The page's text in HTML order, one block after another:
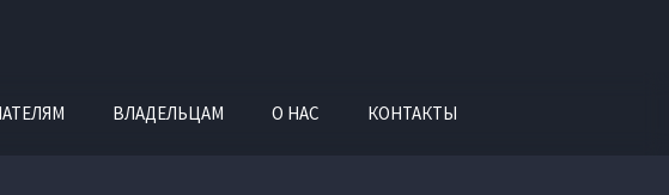
ВЛАДЕЛЬЦАМ О НАС КОНТАКТЫ